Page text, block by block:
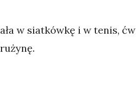
w siatkówkę i w tenis,